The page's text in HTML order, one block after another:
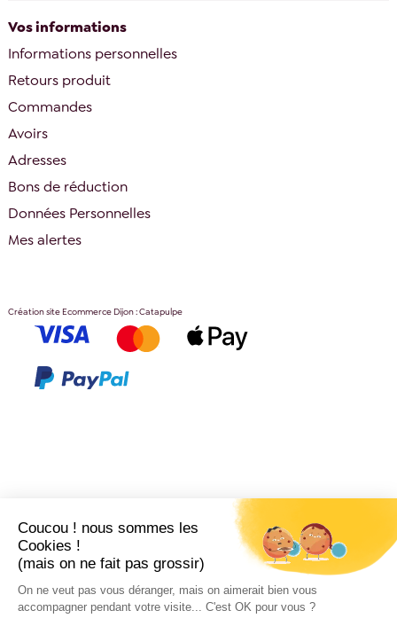
Coucou ! nous sommes les
Cookies !
(mais on ne fait pas grossir)
On ne veut pas vous déranger, mais on aimerait bien vous
accompagner pendant votre visite... C'est OK pour vous ?
Vos informations
Informations personnelles
Retours produit
Commandes
Avoirs
Adresses
Bons de réduction
Données Personnelles
Mes alertes
Création site Ecommerce Dijon : Catapulpe